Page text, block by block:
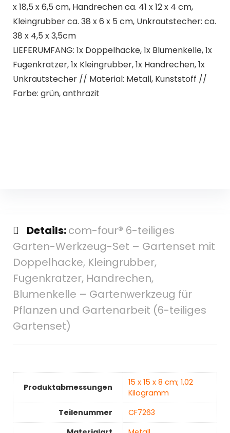
x 18,5 x 6,5 cm, Handrechen ca. 41 x 12 x 4 cm,
Kleingrubber ca. 38 x 6 x 5 cm, Unkrautstecher: ca.
38 x 4,5 x 3,5cm
LIEFERUMFANG: 1x Doppelhacke, 1x Blumenkelle, 1x
Fugenkratzer, 1x Kleingrubber, 1x Handrechen, 1x
Unkrautstecher // Material: Metall, Kunststoff //
Farbe: grün, anthrazit
Details:com-four® 6-teiliges
Garten-Werkzeug-Set – Gartenset mit
Doppelhacke, Kleingrubber,
Fugenkratzer, Handrechen,
Blumenkelle – Gartenwerkzeug für
Pflanzen und Gartenarbeit (6-teiliges
Gartenset)
Produktabmessungen
‎15 x 15 x 8 cm; 1,02
Kilogramm
Teilenummer
‎CF7263